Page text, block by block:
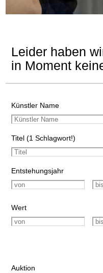
Leider haben
in Moment
Künstler Name
Titel (1 Schlagwort!)
Entstehungsjahr
Wert
Auktion